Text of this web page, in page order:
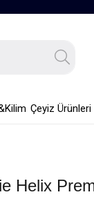
Çeyiz Ürünleri
Helix